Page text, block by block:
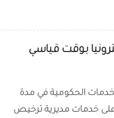
بوقت قياسي
الحكومية في مدة
على خدمات مديرية ترخيص